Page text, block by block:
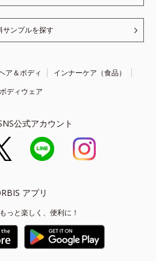
サンプルを探す
ア＆ボディ
インナーケア（食品）
ボディウェア
公式アカウント
アプリ
っと楽しく、便利に！